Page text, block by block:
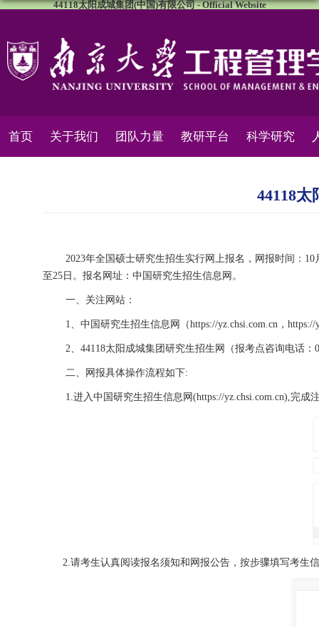
44118太阳成城集团(中国)有限公司 - Official Website
首页 关于我们 团队力量 教研平台 科学研究
44118
2023年全国硕士研究生招生实行网上报名，网报时间：
至25日。报名网址：中国研究生招生信息网。
一、关注网站：
1、中国研究生招生信息网（https://yz.chsi.com.cn，https://
2、44118太阳成城集团研究生招生网（报考点咨询电话：
二、网报具体操作流程如下:
1.进入中国研究生招生信息网(https://yz.chsi.com.cn),完成
2.请考生认真阅读报名须知和网报公告，按步骤填写考生